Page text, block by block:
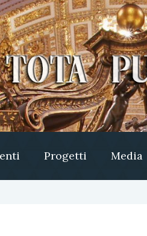
Progetti Media